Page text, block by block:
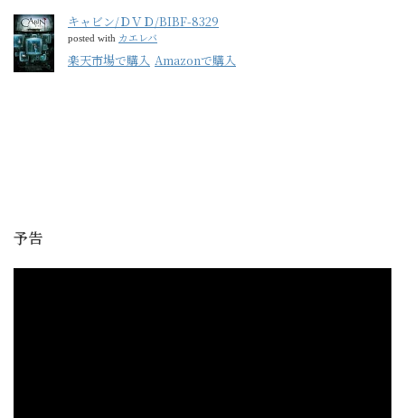
キャビン/ＤＶＤ/BIBF-8329
posted with カエレバ
楽天市場で購入 Amazonで購入
予告